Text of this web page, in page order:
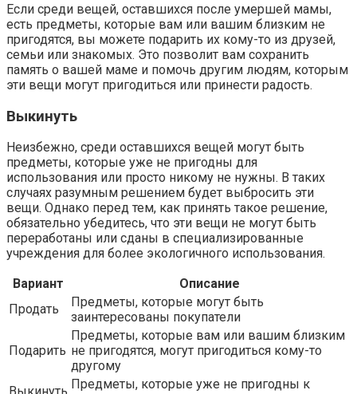
Если среди вещей, оставшихся после умершей мамы,
есть предметы, которые вам или вашим близким не
пригодятся, вы можете подарить их кому-то из друзей,
семьи или знакомых. Это позволит вам сохранить
память о вашей маме и помочь другим людям, которым
эти вещи могут пригодиться или принести радость.
Выкинуть
Неизбежно, среди оставшихся вещей могут быть
предметы, которые уже не пригодны для
использования или просто никому не нужны. В таких
случаях разумным решением будет выбросить эти
вещи. Однако перед тем, как принять такое решение,
обязательно убедитесь, что эти вещи не могут быть
переработаны или сданы в специализированные
учреждения для более экологичного использования.
Вариант
Описание
Продать
Предметы, которые могут быть
заинтересованы покупатели
Подарить
Предметы, которые вам или вашим близким
не пригодятся, могут пригодиться кому-то
другому
Предметы, которые уже не пригодны к